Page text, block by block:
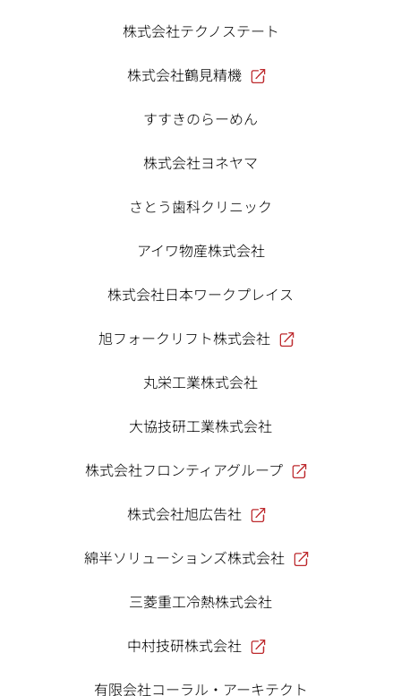
株式会社テクノステート
株式会社鶴見精機
すすきのらーめん
株式会社ヨネヤマ
さとう歯科クリニック
アイワ物産株式会社
株式会社日本ワークプレイス
旭フォークリフト株式会社
丸栄工業株式会社
大協技研工業株式会社
株式会社フロンティアグループ
株式会社旭広告社
綿半ソリューションズ株式会社
三菱重工冷熱株式会社
中村技研株式会社
有限会社コーラル・アーキテクト